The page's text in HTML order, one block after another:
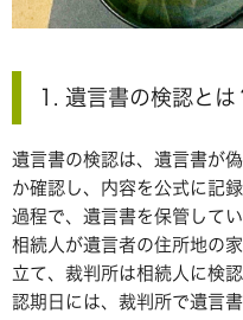
1. 遺言書の検認とは
遺言書の検認は、遺言書が
か確認し、内容を公式に記
過程で、遺言書を保管して
相続人が遺言者の住所地の
立て、裁判所は相続人に検
認期日には、裁判所で遺言